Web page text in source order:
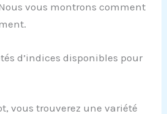
vous montrons comment
d’indices disponibles pour
vous trouverez une variété